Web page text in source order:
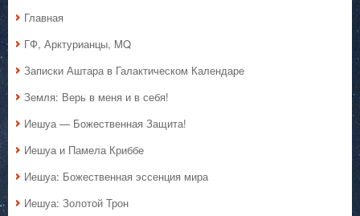
Главная
ГФ, Арктурианцы, MQ
Записки Аштара в Галактическом Календаре
Земля: Верь в меня и в себя!
Иешуа — Божественная Защита!
Иешуа и Памела Криббе
Иешуа: Божественная эссенция мира
Иешуа: Золотой Трон